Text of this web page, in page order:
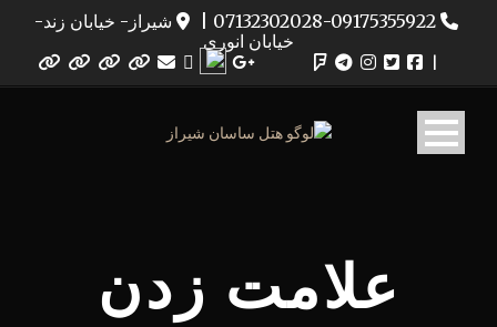
07132302028-09175355922
شیراز- خیابان زند-
خیابان انوری
علامت زدن